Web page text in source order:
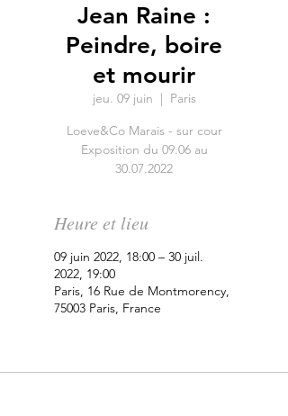
Jean Raine :
Peindre, boire
et mourir
jeu. 09 juin
  |
Paris
Loeve&Co Marais - sur cour
Exposition du 09.06 au
30.07.2022
Heure et lieu
09 juin 2022, 18:00 – 30 juil.
2022, 19:00
Paris, 16 Rue de Montmorency,
75003 Paris, France